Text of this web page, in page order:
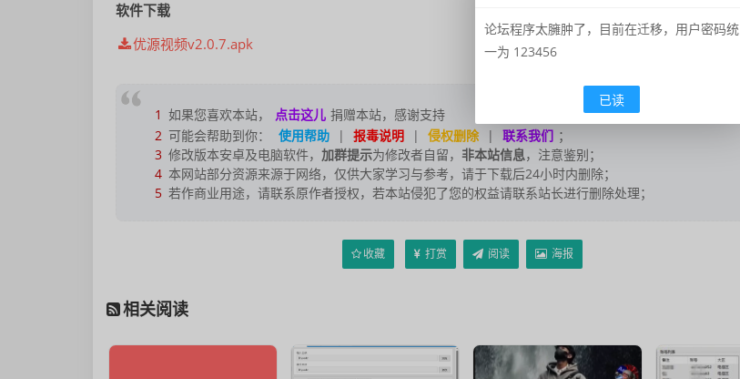
软件下载
优源视频v2.0.7.apk
1 如果您喜欢本站， 点击这儿 捐赠本站，感谢支持
2 可能会帮助到你： 使用帮助 | 报毒说明 | 侵权删除 | 联系我们 ；
3 修改版本安卓及电脑软件， 加群提示为修改者自留， 非本站信息，注意鉴别；
4 本网站部分资源来源于网络，仅供大家学习与参考，请于下载后24小时内删除；
5 若作商业用途，请联系原作者授权，若本站侵犯了您的权益请联系站长进行删除处理；
收藏 打赏 阅读 海报
相关阅读
论坛程序太臃肿了，目前在迁移，用户密码统
一为 123456
已读